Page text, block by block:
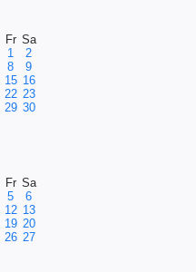
Fr Sa
1
2
8
9
15 16
22 23
29 30
Fr Sa
5
6
12 13
19 20
26 27